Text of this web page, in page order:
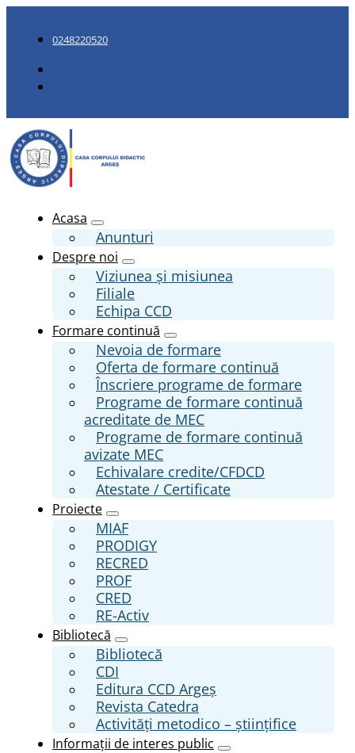
0248220520
Acasa
Anunturi
Despre noi
Viziunea și misiunea
Filiale
Echipa CCD
Formare continuă
Nevoia de formare
Oferta de formare continuă
Înscriere programe de formare
Programe de formare continuă
acreditate de MEC
Programe de formare continuă
avizate MEC
Echivalare credite/CFDCD
Atestate / Certificate
Proiecte
MIAF
PRODIGY
RECRED
PROF
CRED
RE-Activ
Bibliotecă
Bibliotecă
CDI
Editura CCD Argeş
Revista Catedra
Activități metodico – științifice
Informații de interes public